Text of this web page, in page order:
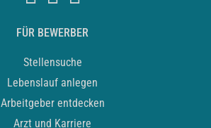
FÜR BEWERBER
Stellensuche
Lebenslauf anlegen
Arbeitgeber entdecken
Arzt und Karriere